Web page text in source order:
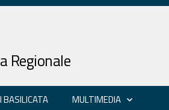
Regionale
BASILICATA MULTIMEDIA